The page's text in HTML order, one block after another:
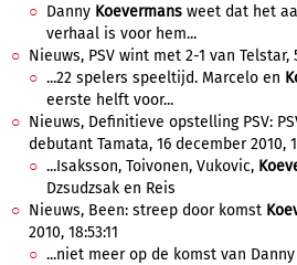
Danny Koevermans weet dat het
verhaal is voor hem...
Nieuws, PSV wint met 2-1 van Telstar,
...22 spelers speeltijd. Marcelo en
eerste helft voor...
Nieuws, Definitieve opstelling PSV:
debutant Tamata, 16 december 2010,
...Isaksson, Toivonen, Vukovic,
Dzsudzsak en Reis
Nieuws, Been: streep door komst
2010, 18:53:11
...niet meer op de komst van Danny